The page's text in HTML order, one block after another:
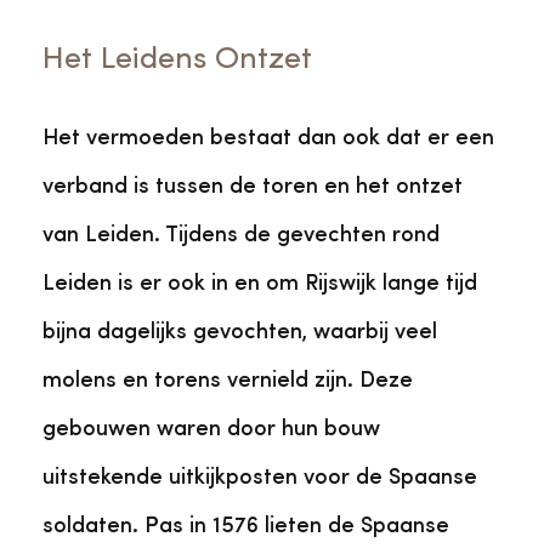
Het Leidens Ontzet
Het vermoeden bestaat dan ook dat er een
verband is tussen de toren en het ontzet
van Leiden. Tijdens de gevechten rond
Leiden is er ook in en om Rijswijk lange tijd
bijna dagelijks gevochten, waarbij veel
molens en torens vernield zijn. Deze
gebouwen waren door hun bouw
uitstekende uitkijkposten voor de Spaanse
soldaten. Pas in 1576 lieten de Spaanse